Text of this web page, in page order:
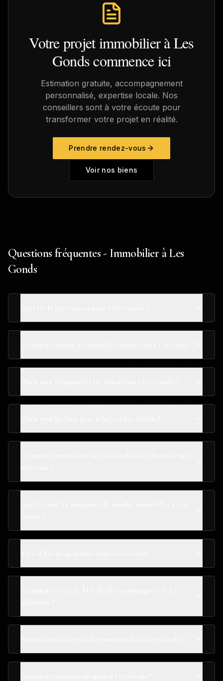
Votre projet immobilier àLes
Gondscommence ici
Estimation gratuite, accompagnement
personnalisé, expertise locale. Nos
conseillers sont à votre écoute pour
transformer votre projet en réalité.
Prendre rendez-vous
Voir nos biens
Questions fréquentes - Immobilier à Les
Gonds